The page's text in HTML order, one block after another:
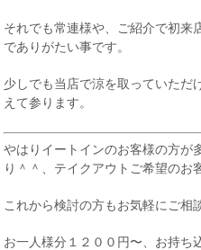
それでも常連様や、ご紹介で初来
でありがたい事です。
少しでも当店で涼を取っていただ
えて参ります。
やはりイートインのお客様の方が
り＾＾、テイクアウトご希望のお
これから検討の方もお気軽にご相
お一人様分１２００円〜、お持ち